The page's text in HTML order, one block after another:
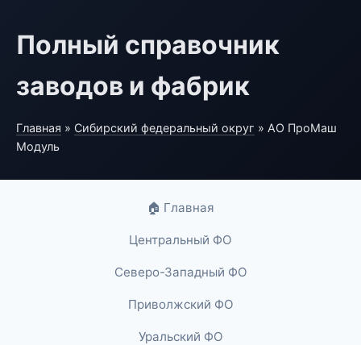
Полный справочник
заводов и фабрик
Главная » Сибирский федеральный округ » АО ПроМаш
Модуль
🏠 Главная
Центральный ФО
Северо-Западный ФО
Приволжский ФО
Уральский ФО